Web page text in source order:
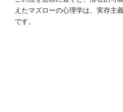
えたマズローの心理学は、実存主
です。